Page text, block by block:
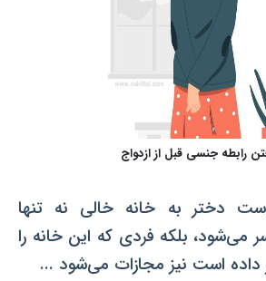
رابطه جنسی قبل از ازدواج
دختر به خانه خالی نه تنها
بلکه فردی که این خانه را
داده است نیز مجازات می‌شود ...